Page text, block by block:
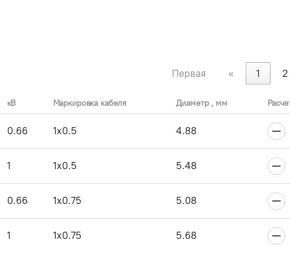
Первая « 1 2
кВ Маркировка кабеля Диаметр , мм
0.66 1x0.5 4.88
1 1x0.5 5.48
0.66 1x0.75 5.08
1 1x0.75 5.68